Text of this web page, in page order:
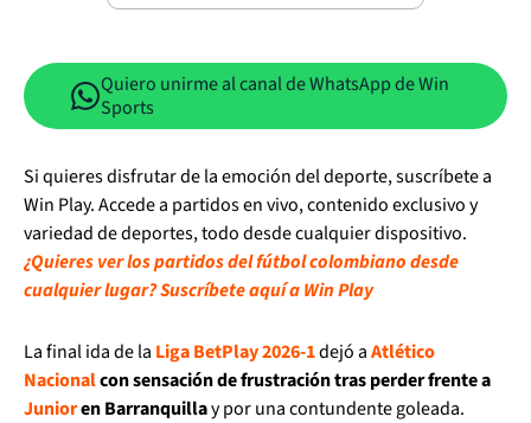
Quiero unirme al canal de WhatsApp de Win
Sports
Si quieres disfrutar de la emoción del deporte, suscríbete a
Win Play. Accede a partidos en vivo, contenido exclusivo y
variedad de deportes, todo desde cualquier dispositivo.
¿Quieres ver los partidos del fútbol colombiano desde
cualquier lugar? Suscríbete aquí a Win Play
La final ida de la Liga BetPlay 2026-1dejó aAtlético
Nacionalcon sensación de frustración tras perder frente a
Junioren Barranquillay por una contundente goleada.